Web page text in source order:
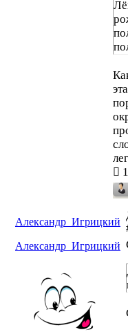
Александр_Игрицкий
Александр_Игрицкий